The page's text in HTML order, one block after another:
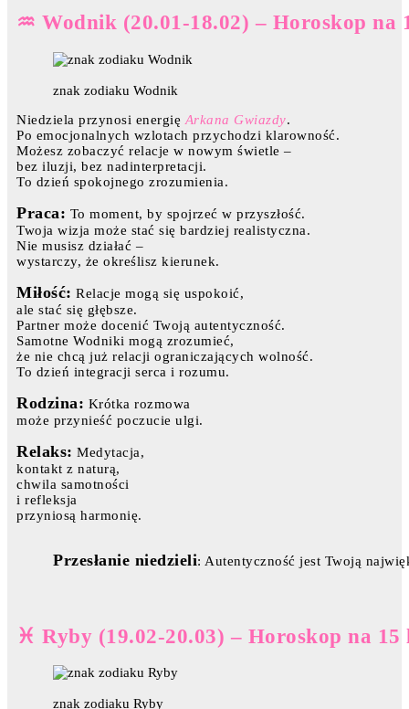
♒ Wodnik (20.01-18.02) – Horoskop na
znak zodiaku Wodnik
Niedziela przynosi energię Arkana Gwiazdy.
Po emocjonalnych wzlotach przychodzi klarowność.
Możesz zobaczyć relacje w nowym świetle –
bez iluzji, bez nadinterpretacji.
To dzień spokojnego zrozumienia.
Praca: To moment, by spojrzeć w przyszłość.
Twoja wizja może stać się bardziej realistyczna.
Nie musisz działać –
wystarczy, że określisz kierunek.
Miłość: Relacje mogą się uspokoić,
ale stać się głębsze.
Partner może docenić Twoją autentyczność.
Samotne Wodniki mogą zrozumieć,
że nie chcą już relacji ograniczających wolność.
To dzień integracji serca i rozumu.
Rodzina: Krótka rozmowa
może przynieść poczucie ulgi.
Relaks: Medytacja,
kontakt z naturą,
chwila samotności
i refleksja
przyniosą harmonię.
Przesłanie niedzieli: Autentyczność jest Twoją
♓ Ryby (19.02-20.03) – Horoskop na 15
znak zodiaku Ryby